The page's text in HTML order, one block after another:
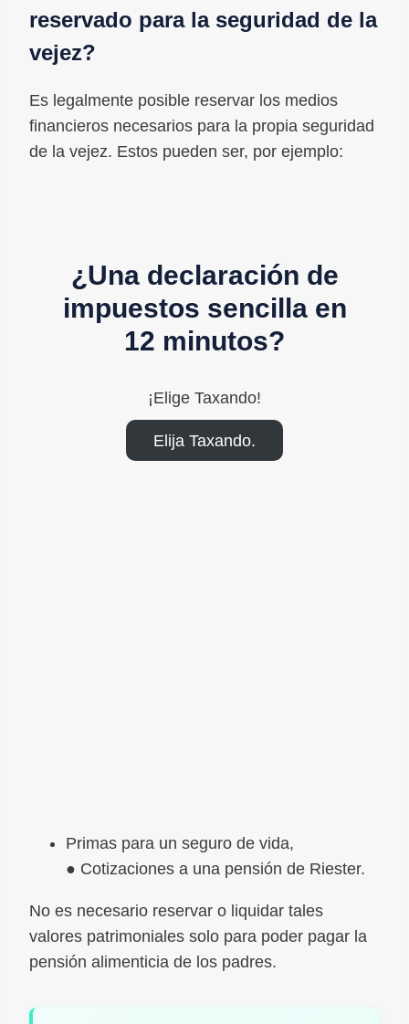
reservado para la seguridad de la
vejez?
Es legalmente posible reservar los medios
financieros necesarios para la propia seguridad
de la vejez. Estos pueden ser, por ejemplo:
¿Una declaración de
impuestos sencilla en
12 minutos?
¡Elige Taxando!
Elija Taxando.
Primas para un seguro de vida,
● Cotizaciones a una pensión de Riester.
No es necesario reservar o liquidar tales
valores patrimoniales solo para poder pagar la
pensión alimenticia de los padres.